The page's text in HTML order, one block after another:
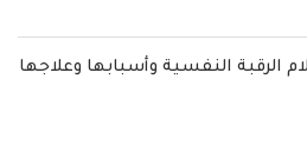
الرقبة النفسية وأسبابها وعلاجها